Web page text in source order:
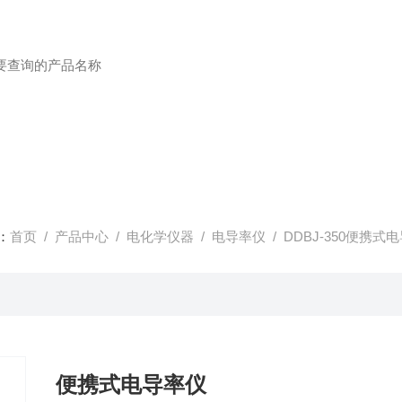
首页 / 产品中心 / 电化学仪器 / 电导率仪 / DDBJ-350便携式电
便携式电导率仪